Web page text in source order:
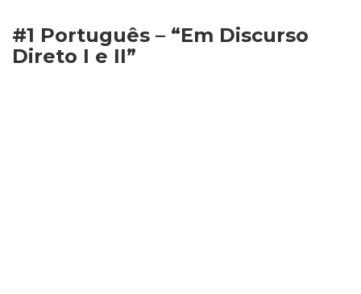
#1 Português – “Em Discurso
Direto I e II”